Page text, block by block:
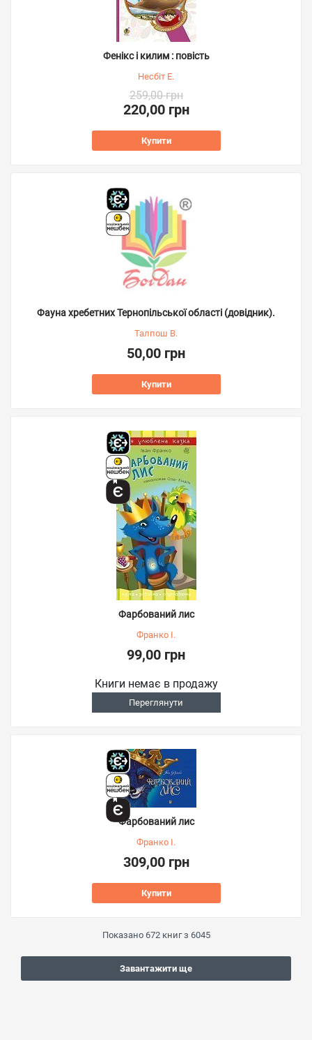
Фенікс і килим : повість
Несбіт Е.
259,00 грн
220,00 грн
Купити
Фауна хребетних Тернопільської області (довідник).
Талпош В.
50,00 грн
Купити
Фарбований лис
Франко І.
99,00 грн
Книги немає в продажу
Переглянути
Фарбований лис
Франко І.
309,00 грн
Купити
Показано 672книг з 6045
Завантажити ще